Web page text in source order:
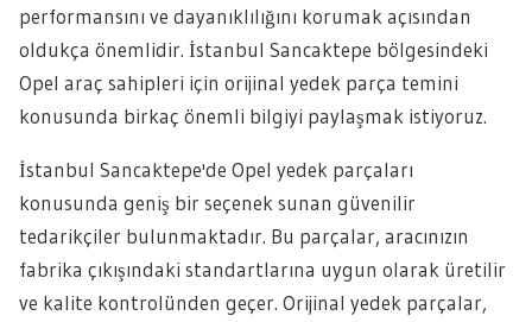
performansını ve dayanıklılığını korumak açısından
oldukça önemlidir. İstanbul Sancaktepe bölgesindeki
Opel araç sahipleri için orijinal yedek parça temini
konusunda birkaç önemli bilgiyi paylaşmak istiyoruz.
İstanbul Sancaktepe'de Opel yedek parçaları
konusunda geniş bir seçenek sunan güvenilir
tedarikçiler bulunmaktadır. Bu parçalar, aracınızın
fabrika çıkışındaki standartlarına uygun olarak üretilir
ve kalite kontrolünden geçer. Orijinal yedek parçalar,